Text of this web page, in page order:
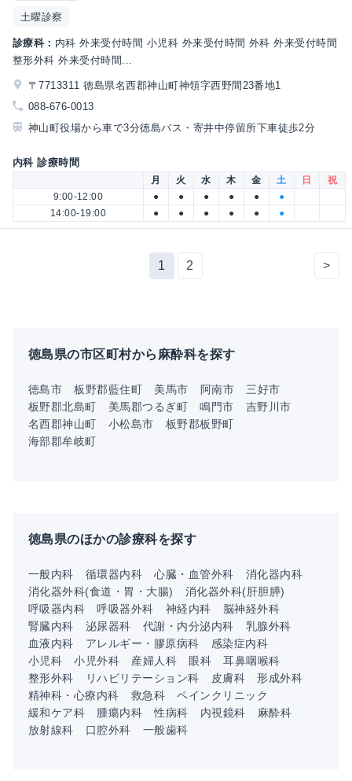
土曜診察
診療科： 内科 外来受付時間 小児科 外来受付時間 外科 外来受付時間
整形外科 外来受付時間...
〒7713311 徳島県名西郡神山町神領字西野間23番地1
088-676-0013
神山町役場から車で3分徳島バス・寄井中停留所下車徒歩2分
内科 診療時間
月 火 水 木 金 土 日
祝
9:00-12:00
● ● ● ● ●
●
14:00-19:00
● ● ● ● ● ●
1 2 >
徳島県の市区町村から麻酔科を探す
徳島市 板野郡藍住町 美馬市 阿南市
三好市
板野郡北島町
美馬郡つるぎ町 鳴門市
吉野川市
名西郡神山町
小松島市
板野郡板野町
海部郡牟岐町
徳島県のほかの診療科を探す
一般内科 循環器内科 心臓・血管外科
消化器内科
消化器外科(食道・胃・大腸)
消化器外科(肝胆膵)
呼吸器内科
呼吸器外科 神経内科
脳神経外科
腎臓内科
泌尿器科 代謝・内分泌内科
乳腺外科
血液内科
アレルギー・膠原病科
感染症内科
小児科
小児外科 産婦人科 眼科
耳鼻咽喉科
整形外科
リハビリテーション科 皮膚科
形成外科
精神科・心療内科
救急科
ペインクリニック
緩和ケア科
腫瘍内科 性病科 内視鏡科
麻酔科
放射線科
口腔外科 一般歯科